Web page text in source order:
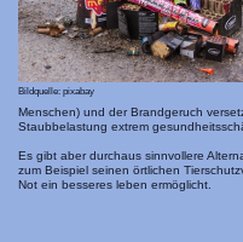
Bildquelle: pixabay
Menschen) und der Brandgeruch
Staubbelastung extrem
Es gibt aber durchaus sinnvollere
zum Beispiel seinen örtlichen
Not ein besseres leben ermöglicht.